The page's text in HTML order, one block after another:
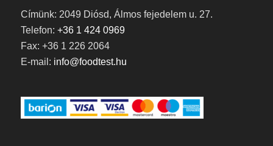
Címünk: 2049 Diósd, Álmos fejedelem u. 27.
Telefon: +36 1 424 0969
Fax: +36 1 226 2064
E-mail: info@foodtest.hu